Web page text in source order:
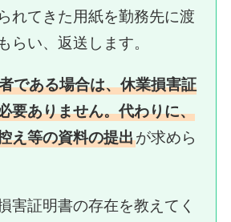
れてきた用紙を勤務先に渡
らい、返送します。
である場合は、休業損害証
要ありません。代わりに、
え等の資料の提出が求めら
害証明書の存在を教えてく